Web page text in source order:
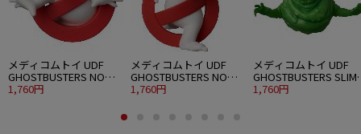
メディコムトイ UDF
GHOSTBUSTERS NO
GHOST
1,760円
メディコムトイ UDF
GHOSTBUSTERS NO
GHOST 2
1,760円
メディコムトイ UDF
GHOSTBUSTERS
(GREEN GHOST)
1,760円